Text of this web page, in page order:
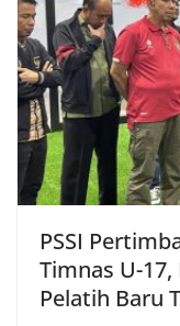
PSSI
Timnas U-
Pelatih Baru